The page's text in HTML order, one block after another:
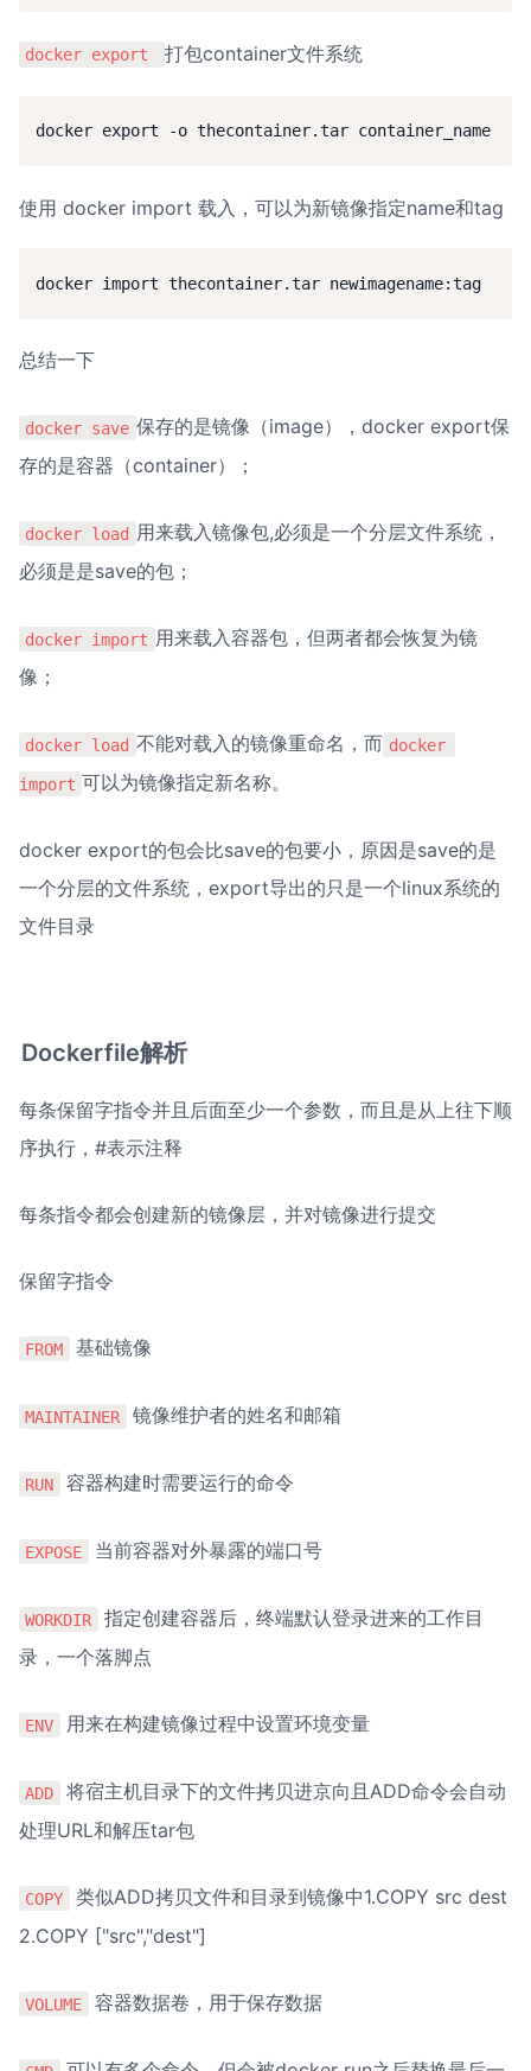
docker export 打包container文件系统
docker export -o thecontainer.tar container_name
使用 docker import 载入，可以为新镜像指定name和tag
docker import thecontainer.tar newimagename:tag
总结一下
docker save 保存的是镜像（image），docker export保
存的是容器（container）；
docker load 用来载入镜像包,必须是一个分层文件系统，
必须是是save的包；
docker import 用来载入容器包，但两者都会恢复为镜
像；
docker load 不能对载入的镜像重命名，而 docker
import 可以为镜像指定新名称。
docker export的包会比save的包要小，原因是save的是
一个分层的文件系统，export导出的只是一个linux系统的
文件目录
Dockerfile解析
每条保留字指令并且后面至少一个参数，而且是从上往下顺
序执行，#表示注释
每条指令都会创建新的镜像层，并对镜像进行提交
保留字指令
FROM 基础镜像
MAINTAINER 镜像维护者的姓名和邮箱
RUN 容器构建时需要运行的命令
EXPOSE 当前容器对外暴露的端口号
WORKDIR
指定创建容器后，终端默认登录进来的工作目
录，一个落脚点
ENV 用来在构建镜像过程中设置环境变量
ADD
将宿主机目录下的文件拷贝进京向且ADD命令会自动
处理URL和解压tar包
COPY
类似ADD拷贝文件和目录到镜像中1.COPY src dest
2.COPY ["src","dest"]
VOLUME 容器数据卷，用于保存数据